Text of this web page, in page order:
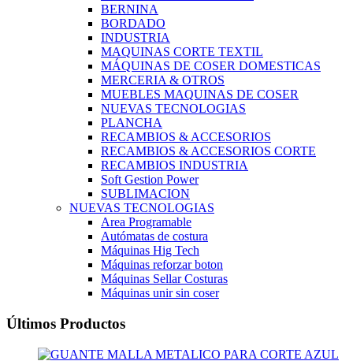
BERNINA
BORDADO
INDUSTRIA
MAQUINAS CORTE TEXTIL
MÁQUINAS DE COSER DOMESTICAS
MERCERIA & OTROS
MUEBLES MAQUINAS DE COSER
NUEVAS TECNOLOGIAS
PLANCHA
RECAMBIOS & ACCESORIOS
RECAMBIOS & ACCESORIOS CORTE
RECAMBIOS INDUSTRIA
Soft Gestion Power
SUBLIMACION
NUEVAS TECNOLOGIAS
Area Programable
Autómatas de costura
Máquinas Hig Tech
Máquinas reforzar boton
Máquinas Sellar Costuras
Máquinas unir sin coser
Últimos Productos